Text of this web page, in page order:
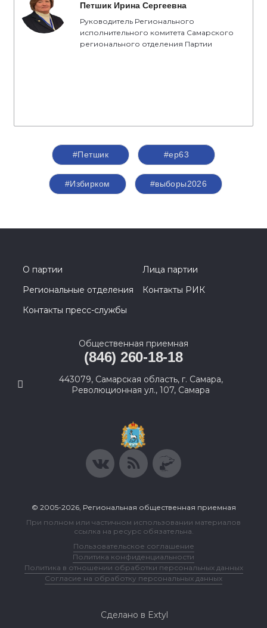
Петшик Ирина Сергеевна
Руководитель Регионального
исполнительного комитета Самарского
регионального отделения Партии
#Петшик #ер63
#Избирком #выборы2026
О партии
Лица партии
Региональные отделения
Контакты РИК
Контакты пресс-службы
Общественная приемная
(846) 260-18-18
443079, Самарская область, г. Самара,
Революционная ул., 107, Самара
© 2005-2026, Региональная общественная приемная
При полном или частичном использовании материалов
ссылка на ресурс обязательна.
Пользовательское соглашение
Политика конфиденциальности
Политика в отношении обработки персональных данных
Согласие на обработку персональных данных
Сделано в Extyl